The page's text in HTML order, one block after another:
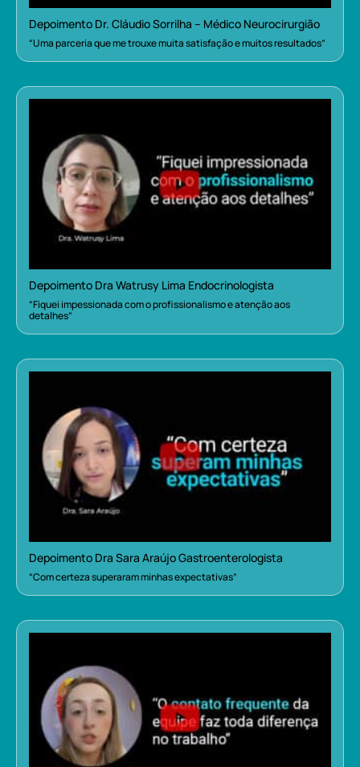
Depoimento Dr. Cláudio Sorrilha – Médico Neurocirurgião
“Uma parceria que me trouxe muita satisfação e muitos resultados”
Depoimento Dra Watrusy Lima Endocrinologista
“Fiquei impessionada com o profissionalismo e atenção aos
detalhes”
Depoimento Dra Sara Araújo Gastroenterologista
“Com certeza superaram minhas expectativas”